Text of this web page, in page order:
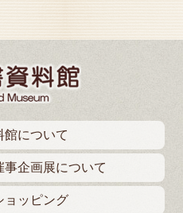
館について
企画展について
ョッピング